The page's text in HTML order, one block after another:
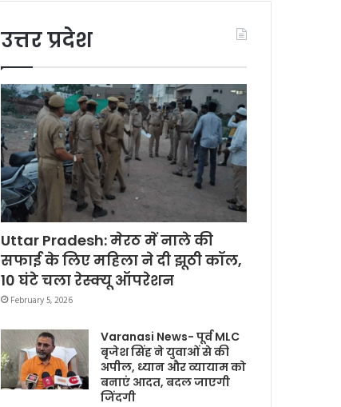
उत्तर प्रदेश
Uttar Pradesh: मेरठ में नाले की
सफाई के लिए महिला ने दी झूठी कॉल,
10 घंटे चला रेस्क्यू ऑपरेशन
February 5, 2026
Varanasi News- पूर्व MLC
बृजेश सिंह ने युवाओं से की
अपील, ध्यान और व्यायाम को
बनाएं आदत, बदल जाएगी
जिंदगी